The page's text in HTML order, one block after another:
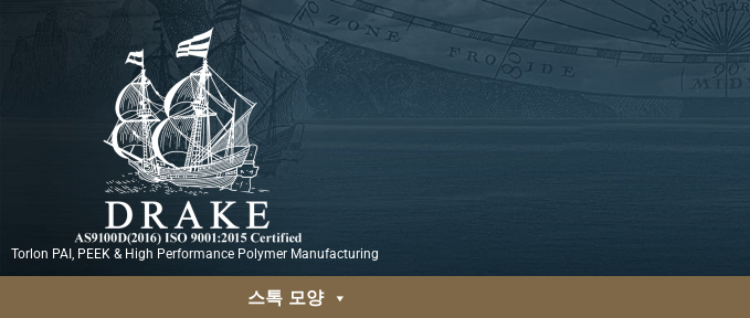
Torlon PAI, PEEK & High Performance Polymer Manufacturing
스톡 모양